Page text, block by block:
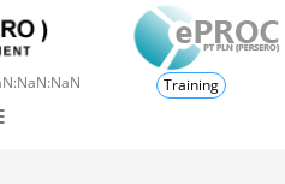
Training